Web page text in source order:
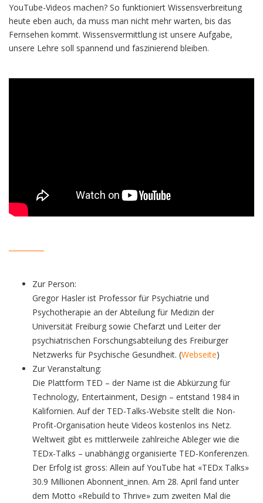
YouTube-Videos machen? So funktioniert Wissensverbreitung
heute eben auch, da muss man nicht mehr warten, bis das
Fernsehen kommt. Wissensvermittlung ist unsere Aufgabe,
unsere Lehre soll spannend und faszinierend bleiben.
Zur Person:
Gregor Hasler ist Professor für Psychiatrie und
Psychotherapie an der Abteilung für Medizin der
Universität Freiburg sowie Chefarzt und Leiter der
psychiatrischen Forschungsabteilung des Freiburger
Netzwerks für Psychische Gesundheit. (Webseite)
Zur Veranstaltung:
Die Plattform TED – der Name ist die Abkürzung für
Technology, Entertainment, Design – entstand 1984 in
Kalifornien. Auf der TED-Talks-Website stellt die Non-
Profit-Organisation heute Videos kostenlos ins Netz.
Weltweit gibt es mittlerweile zahlreiche Ableger wie die
TEDx-Talks – unabhängig organisierte TED-Konferenzen.
Der Erfolg ist gross: Allein auf YouTube hat «TEDx Talks»
30.9 Millionen Abonnent_innen. Am 28. April fand unter
dem Motto «Rebuild to Thrive» zum zweiten Mal die